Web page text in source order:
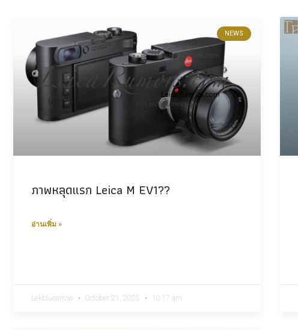
NEWS
ภาพหลุดแรก Leica M EV1??
อ่านเพิ่ม »
Lekbluearrow October 21, 2025 10:17 am